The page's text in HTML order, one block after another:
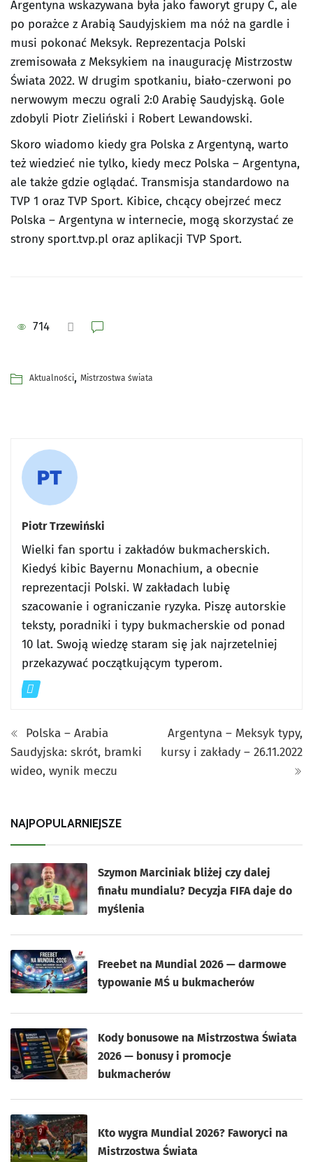
Argentyna wskazywana była jako faworyt grupy C, ale
po porażce z Arabią Saudyjskiem ma nóż na gardle i
musi pokonać Meksyk. Reprezentacja Polski
zremisowała z Meksykiem na inaugurację Mistrzostw
Świata 2022. W drugim spotkaniu, biało-czerwoni po
nerwowym meczu ograli 2:0 Arabię Saudyjską. Gole
zdobyli Piotr Zieliński i Robert Lewandowski.
Skoro wiadomo kiedy gra Polska z Argentyną, warto
też wiedzieć nie tylko, kiedy mecz Polska – Argentyna,
ale także gdzie oglądać. Transmisja standardowo na
TVP 1 oraz TVP Sport. Kibice, chcący obejrzeć mecz
Polska – Argentyna w internecie, mogą skorzystać ze
strony sport.tvp.pl oraz aplikacji TVP Sport.
714
Aktualności, Mistrzostwa świata
Piotr Trzewiński
Wielki fan sportu i zakładów bukmacherskich.
Kiedyś kibic Bayernu Monachium, a obecnie
reprezentacji Polski. W zakładach lubię
szacowanie i ograniczanie ryzyka. Piszę autorskie
teksty, poradniki i typy bukmacherskie od ponad
10 lat. Swoją wiedzę staram się jak najrzetelniej
przekazywać początkującym typerom.
Polska – Arabia
Saudyjska: skrót, bramki
wideo, wynik meczu
Argentyna – Meksyk typy,
kursy i zakłady – 26.11.2022
NAJPOPULARNIEJSZE
Szymon Marciniak bliżej czy dalej
finału mundialu? Decyzja FIFA daje do
myślenia
Freebet na Mundial 2026 — darmowe
typowanie MŚ u bukmacherów
Kody bonusowe na Mistrzostwa Świata
2026 — bonusy i promocje
bukmacherów
Kto wygra Mundial 2026? Faworyci na
Mistrzostwa Świata